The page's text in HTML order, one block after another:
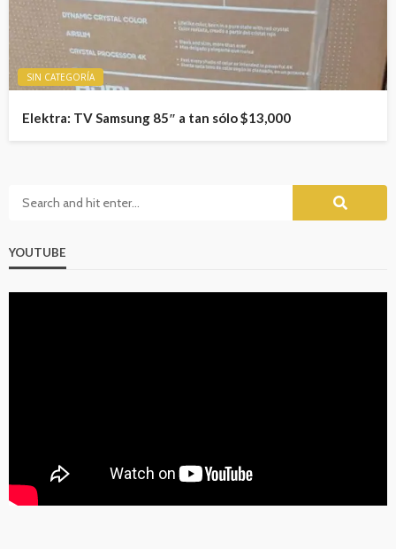
SIN CATEGORÍA
Elektra: TV Samsung 85″ a tan sólo $13,000
YOUTUBE